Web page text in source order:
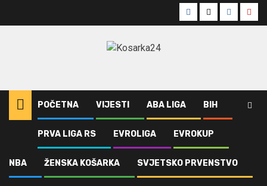
Facebook
Twitter
POČETNA VIJESTI ABA LIGA BIH
PRVA LIGA RS EVROLIGA EVROKUP
NBA ŽENSKA KOŠARKA SVJETSKO PRVENSTVO
Evropsko prvenstvo
Rebić i Jaramaz: „Energija iz Finske je model koji želimo da slijedimo“